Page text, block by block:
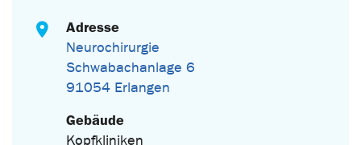
Adresse
Neurochirurgie
Schwabachanlage 6
91054 Erlangen
Gebäude
Kopfkliniken